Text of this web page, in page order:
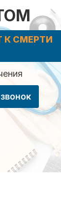
К СМЕРТИ